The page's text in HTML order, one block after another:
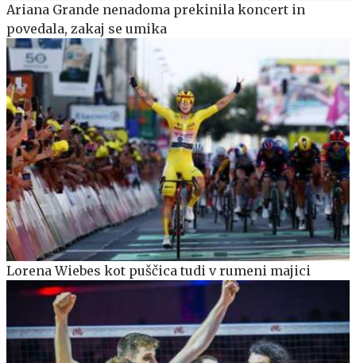
Ariana Grande nenadoma prekinila koncert in
povedala, zakaj se umika
Lorena Wiebes kot puščica tudi v rumeni majici